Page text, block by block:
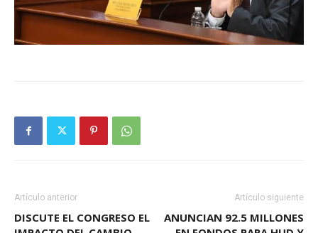
Artículo anterior
DISCUTE EL CONGRESO EL
Artículo siguiente
ANUNCIAN 92.5 MILLONES